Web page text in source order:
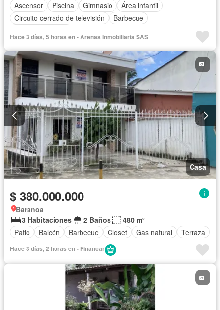
Ascensor
Piscina Gimnasio
Área infantil
Circuito cerrado de televisión
Barbecue
Hace 3 días, 5 horas en - Arenas Inmobiliaria SAS
Casa
$ 380.000.000
Baranoa
3 Habitaciones
2 Baños
480 m²
Patio
Balcón Barbecue Closet Gas natural Terraza
Hace 3 días, 2 horas en - Financar